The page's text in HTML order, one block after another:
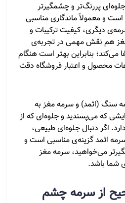
پررنگ‌تر و چشمگیرتر
و معمولاً ماندگاری مناسبی
دیگری، کیفیت ترکیبات و
هم نقش مهمی در تجربه‌ی
بنابراین بهتر است هنگام
محصول و اعتبار فروشگاه دقت
سنگ (اثمد) و سرمه مغز به
که می‌پسندید و جلوه‌ای که از
اگر دنبال جلوه‌ای طبیعی،
اثمد گزینه‌ی مناسبی است و
می‌خواهید، سرمه مغز
شما باشد.
از سرمه چشم